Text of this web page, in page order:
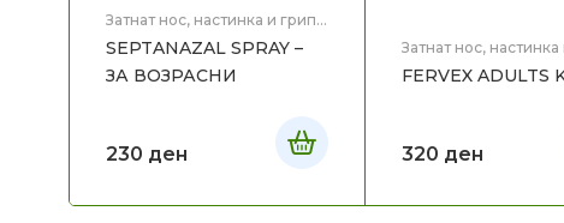
Затнат нос, настинка и грип,
SEPTANAZAL SPRAY –
ЗА ВОЗРАСНИ
230 ден
Затнат нос, настинка
FERVEX ADULTS
320 ден